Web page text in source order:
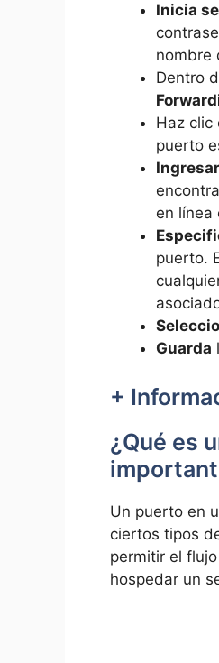
Inicia
nombre
Dentro
Haz clic
puerto
Ingresar
en línea
puerto.
Guarda
+
⁢¿Qué es
Un puerto ​en
ciertos tipos
permitir el
⁢hospedar un